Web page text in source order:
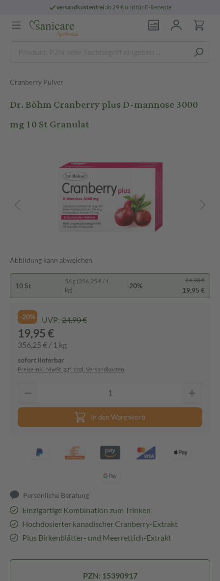
versandkostenfreiab 29 € und für E-Rezepte
Cranberry Pulver
Dr. Böhm Cranberry plus D-mannose 3000
mg 10 St Granulat
Abbildung kann abweichen
10 St
56 g (356,25 € / 1
kg)
-20%
24,90 €
19,95 €
-20% UVP: 24,90 €
19,95 €
356,25 € / 1 kg
sofort lieferbar
Preise inkl. MwSt. ggf. zzgl. Versandkosten
In den Warenkorb
Persönliche Beratung
Einzigartige Kombination zum Trinken
Hochdosierter kanadischer Cranberry-Extrakt
Plus Birkenblätter- und Meerrettich-Extrakt
PZN: 15390917